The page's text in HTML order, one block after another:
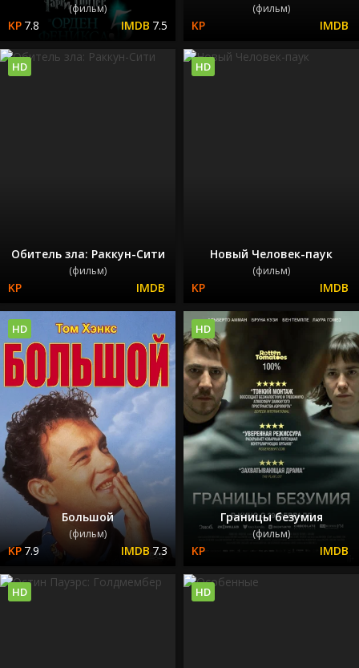
(фильм)
7.8 7.5
(фильм)
Обитель зла: Раккун-Сити
(фильм)
HD
Новый Человек-паук
(фильм)
HD
Большой
(фильм)
7.9 7.3
HD
Границы безумия
(фильм)
HD
HD HD